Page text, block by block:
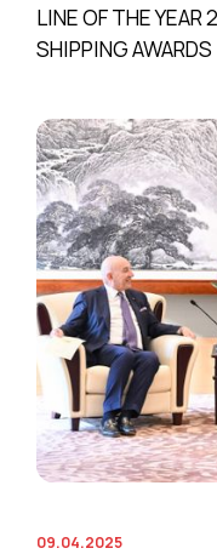
LINE OF THE
SHIPPING AWARDS
09.04.2025